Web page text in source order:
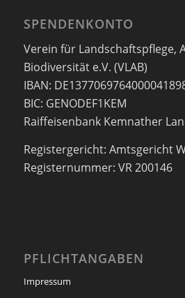
SPENDENKONTO
Verein für Landschaftspflege,
Biodiversität e.V. (VLAB)
IBAN:
BIC: GENODEF1KEM
Raiffeisenbank Kemnather
Registergericht: Amtsgericht
Registernummer: VR 200146
PFLICHTANGABEN
Impressum